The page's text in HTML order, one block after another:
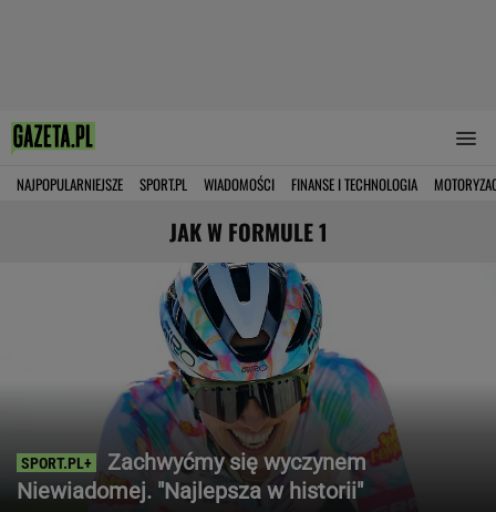
NAJPOPULARNIEJSZE SPORT.PL WIADOMOŚCI FINANSE I TECHNOLOGIA
JAK W FORMULE 1
Zachwyćmy się wyczynem
Niewiadomej. "Najlepsza w historii"